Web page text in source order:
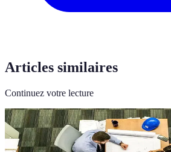
Articles similaires
Continuez votre lecture